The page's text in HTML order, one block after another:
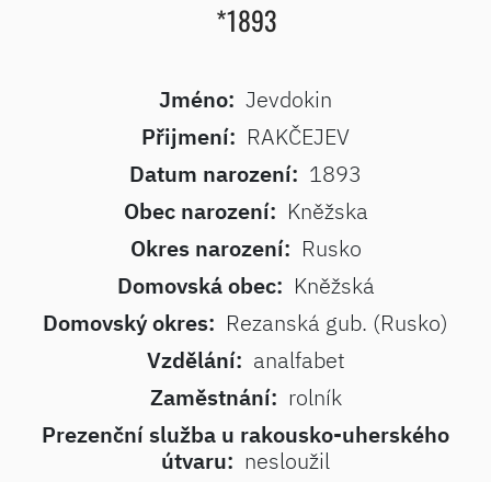
*1893
Jméno: Jevdokin
Přijmení: RAKČEJEV
Datum narození: 1893
Obec narození: Kněžska
Okres narození: Rusko
Domovská obec: Kněžská
Domovský okres: Rezanská gub. (Rusko)
Vzdělání: analfabet
Zaměstnání: rolník
Prezenční služba u rakousko-uherského
útvaru: nesloužil